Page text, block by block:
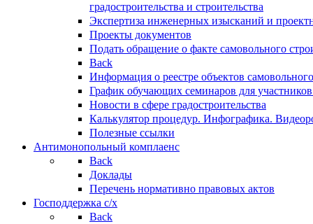
градостроительства и строительства
Экспертиза инженерных изысканий и
Проекты документов
Подать обращение о факте самовольного
Back
Информация о реестре объектов
График обучающих семинаров для участников
Новости в сфере градостроительства
Калькулятор процедур. Инфографика.
Полезные ссылки
Антимонопольный комплаенс
Back
Доклады
Перечень нормативно правовых актов
Господдержка с/х
Back